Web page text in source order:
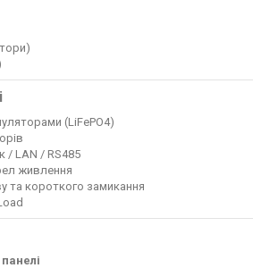
(LiFePO4)
/ LAN / RS485
живлення
та короткого замикання